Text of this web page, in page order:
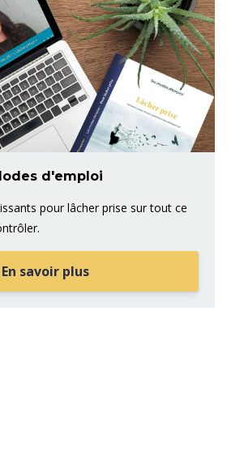
d'emploi
pour lâcher prise sur tout ce
En savoir plus